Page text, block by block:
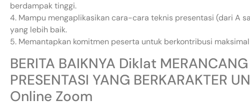
berdampak tinggi.
4. Mampu mengaplikasikan cara-cara teknis presentasi (dari A
yang lebih baik.
5. Memantapkan komitmen peserta untuk berkontribusi
BERITA BAIKNYA Diklat
PRESENTASI YANG BERKARAKTER
Online Zoom